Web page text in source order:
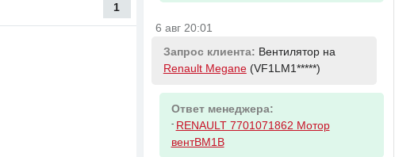
1
6 авг 20:01
Запрос клиента: Вентилятор на
Renault Megane(VF1LM1*****)
Ответ менеджера:
- RENAULT 7701071862 Мотор
вентBM1B